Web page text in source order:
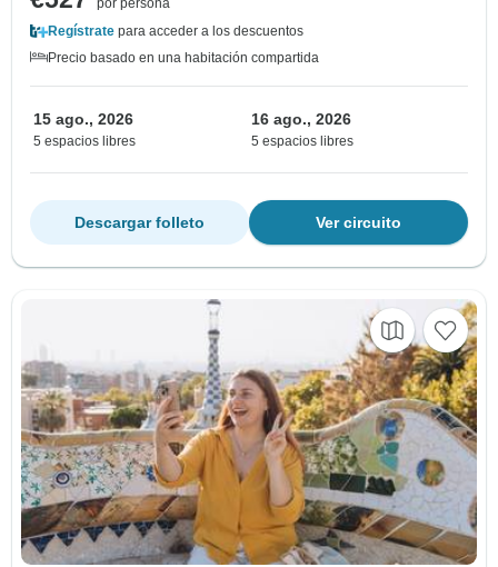
por persona
Regístrate para acceder a los descuentos
Precio basado en una habitación compartida
15 ago., 2026
5 espacios libres
16 ago., 2026
5 espacios libres
Ver circuito
Descargar folleto